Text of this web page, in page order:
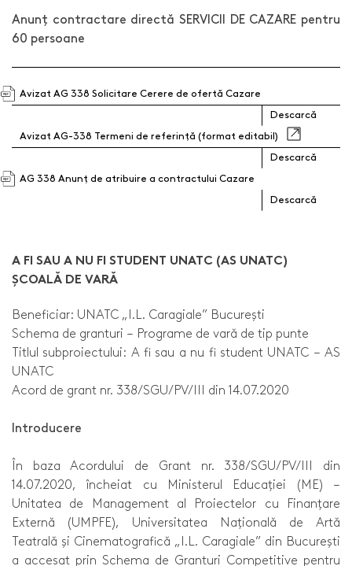
Anunț contractare directă SERVICII DE CAZARE pentru
60 persoane
Avizat AG 338 Solicitare Cerere de ofertă Cazare
Descarcă
Avizat AG-338 Termeni de referință (format editabil)
Descarcă
AG 338 Anunț de atribuire a contractului Cazare
Descarcă
A FI SAU A NU FI STUDENT UNATC (AS UNATC)
ȘCOALĂ DE VARĂ
Beneficiar: UNATC „I.L. Caragiale” București
Schema de granturi – Programe de vară de tip punte
Titlul subproiectului: A fi sau a nu fi student UNATC – AS
UNATC
Acord de grant nr. 338/SGU/PV/III din 14.07.2020
Introducere
În baza Acordului de Grant nr. 338/SGU/PV/III din
14.07.2020, încheiat cu Ministerul Educației (ME) –
Unitatea de Management al Proiectelor cu Finanțare
Externă (UMPFE), Universitatea Națională de Artă
Teatrală și Cinematografică „I.L. Caragiale” din București
a accesat prin Schema de Granturi Competitive pentru